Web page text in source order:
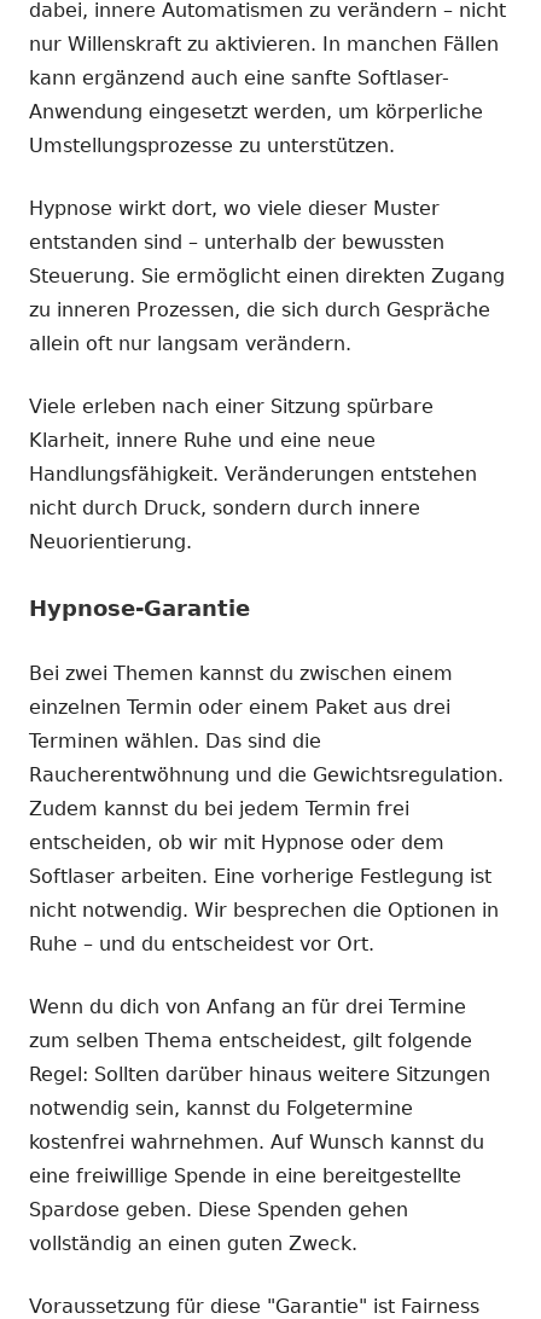
dabei, innere Automatismen zu verändern – nicht
nur Willenskraft zu aktivieren. In manchen Fällen
kann ergänzend auch eine sanfte Softlaser-
Anwendung eingesetzt werden, um körperliche
Umstellungsprozesse zu unterstützen.
Hypnose wirkt dort, wo viele dieser Muster
entstanden sind – unterhalb der bewussten
Steuerung. Sie ermöglicht einen direkten Zugang
zu inneren Prozessen, die sich durch Gespräche
allein oft nur langsam verändern.
Viele erleben nach einer Sitzung spürbare
Klarheit, innere Ruhe und eine neue
Handlungsfähigkeit. Veränderungen entstehen
nicht durch Druck, sondern durch innere
Neuorientierung.
Hypnose-Garantie
Bei zwei Themen kannst du zwischen einem
einzelnen Termin oder einem Paket aus drei
Terminen wählen. Das sind die
Raucherentwöhnung und die Gewichtsregulation.
Zudem kannst du bei jedem Termin frei
entscheiden, ob wir mit Hypnose oder dem
Softlaser arbeiten. Eine vorherige Festlegung ist
nicht notwendig. Wir besprechen die Optionen in
Ruhe – und du entscheidest vor Ort.
Wenn du dich von Anfang an für drei Termine
zum selben Thema entscheidest, gilt folgende
Regel: Sollten darüber hinaus weitere Sitzungen
notwendig sein, kannst du Folgetermine
kostenfrei wahrnehmen. Auf Wunsch kannst du
eine freiwillige Spende in eine bereitgestellte
Spardose geben. Diese Spenden gehen
vollständig an einen guten Zweck.
Voraussetzung für diese "Garantie" ist Fairness